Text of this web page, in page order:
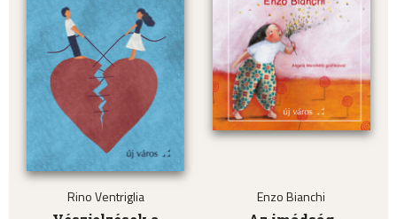
Rino Ventriglia
Enzo Bianchi